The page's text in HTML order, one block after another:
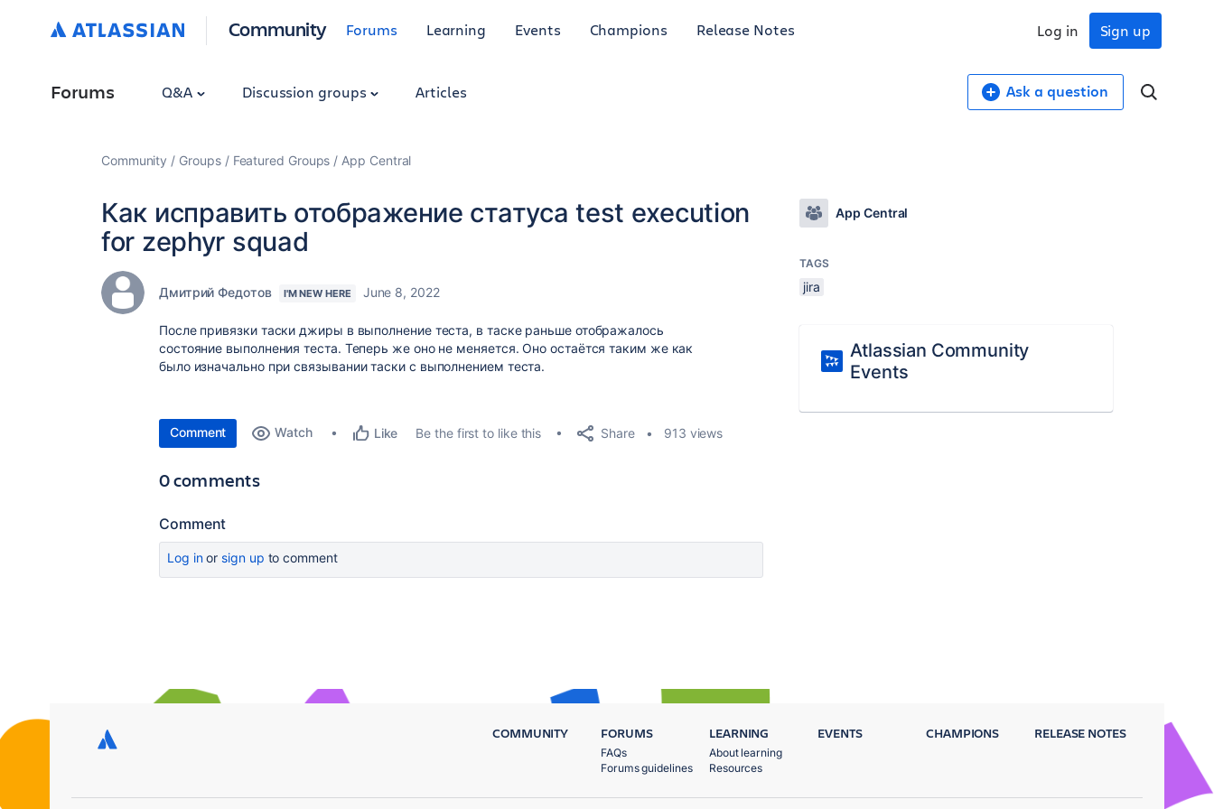
Community Forums Learning Events Champions Release Notes Sign up
Log in
Forums Q&A Discussion groups Articles Ask a question
Community Groups Featured Groups App Central
Как исправить отображение статуса test execution
for zephyr squad
Дмитрий Федотов I'M NEW HERE June 8, 2022
После привязки таски джиры в выполнение теста, в таске раньше отображалось
состояние выполнения теста. Теперь же оно не меняется. Оно остаётся таким же как
было изначально при связывании таски с выполнением теста.
Comment Watch Like Be the first to like this Share 913 views
0 comments
Comment
Log inor sign up to comment
App Central
TAGS
jira
Atlassian Community
Events
COMMUNITY FORUMS
FAQs
Forums guidelines
LEARNING
About learning
Resources
EVENTS CHAMPIONS RELEASE NOTES